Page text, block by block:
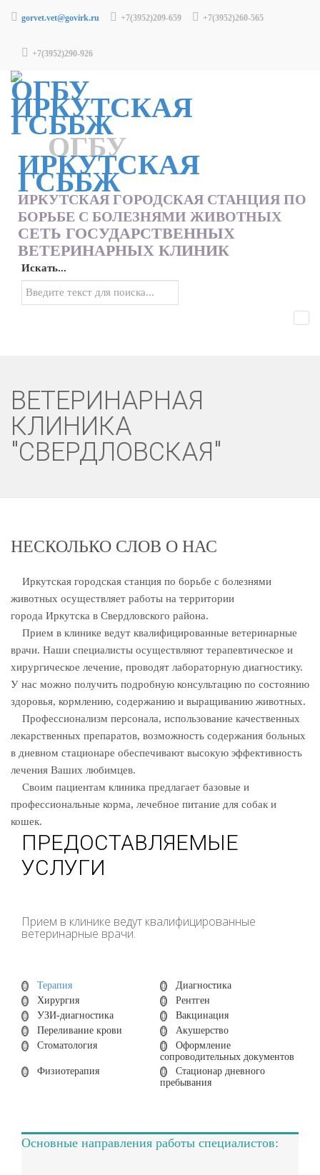
gorvet.vet@govirk.ru +7(3952)209-659 +7(3952)260-565
+7(3952)290-926
ОГБУ
ИРКУТСКАЯ
ГСББЖ
ИРКУТСКАЯ ГОРОДСКАЯ СТАНЦИЯ ПО
БОРЬБЕ С БОЛЕЗНЯМИ ЖИВОТНЫХ
СЕТЬ ГОСУДАРСТВЕННЫХ
ВЕТЕРИНАРНЫХ КЛИНИК
Искать...
ВЕТЕРИНАРНАЯ
КЛИНИКА
"СВЕРДЛОВСКАЯ"
НЕСКОЛЬКО СЛОВ О НАС
Иркутская городская станция по борьбе с болезнями
животных осуществляет работы на территории
города Иркутска в Свердловского района.
Прием в клинике ведут квалифицированные ветеринарные
врачи. Наши специалисты осуществляют терапевтическое и
хирургическое лечение, проводят лабораторную диагностику.
У нас можно получить подробную консультацию по состоянию
здоровья, кормлению, содержанию и выращиванию животных.
Профессионализм персонала, использование качественных
лекарственных препаратов, возможность содержания больных
в дневном стационаре обеспечивают высокую эффективность
лечения Ваших любимцев.
Своим пациентам клиника предлагает базовые и
профессиональные корма, лечебное питание для собак и
кошек.
ПРЕДОСТАВЛЯЕМЫЕ
УСЛУГИ
Прием в клинике ведут квалифицированные
ветеринарные врачи.
Терапия
Диагностика
Хирургия
Рентген
УЗИ-диагностика
Вакцинация
Переливание крови
Акушерство
Стоматология
Оформление
сопроводительных документов
Физиотерапия
Стационар дневного
пребывания
Основные направления работы специалистов: